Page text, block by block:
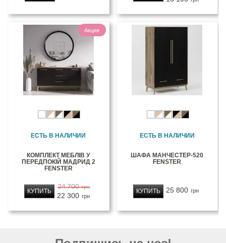
Акция
ЕСТЬ В НАЛИЧИИ
КОМПЛЕКТ МЕБЛІВ У
ПЕРЕДПОКІЙ МАДРИД 2
FENSTER
24 700 грн
22 300 грн
КУПИТЬ
ЕСТЬ В НАЛИЧИИ
ШАФА МАНЧЕСТЕР-520
FENSTER
25 800 грн
КУПИТЬ